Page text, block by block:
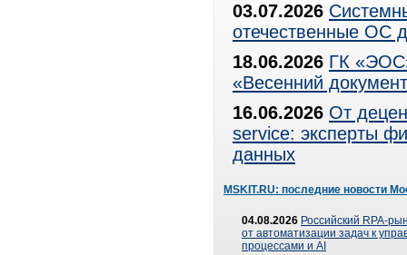
03.07.2026
отечественные ОС
18.06.2026 ГК
«Весенний
16.06.2026 От
service: эксперты
данных
MSKIT.RU: последние новости
04.08.2026 Российский RPA-
от автоматизации задач к
процессами и AI